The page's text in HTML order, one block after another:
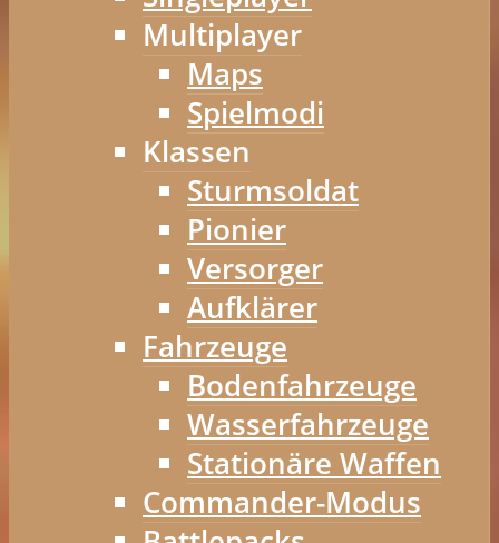
Multiplayer
Maps
Spielmodi
Klassen
Sturmsoldat
Pionier
Versorger
Aufklärer
Fahrzeuge
Bodenfahrzeuge
Wasserfahrzeuge
Stationäre Waffen
Commander-Modus